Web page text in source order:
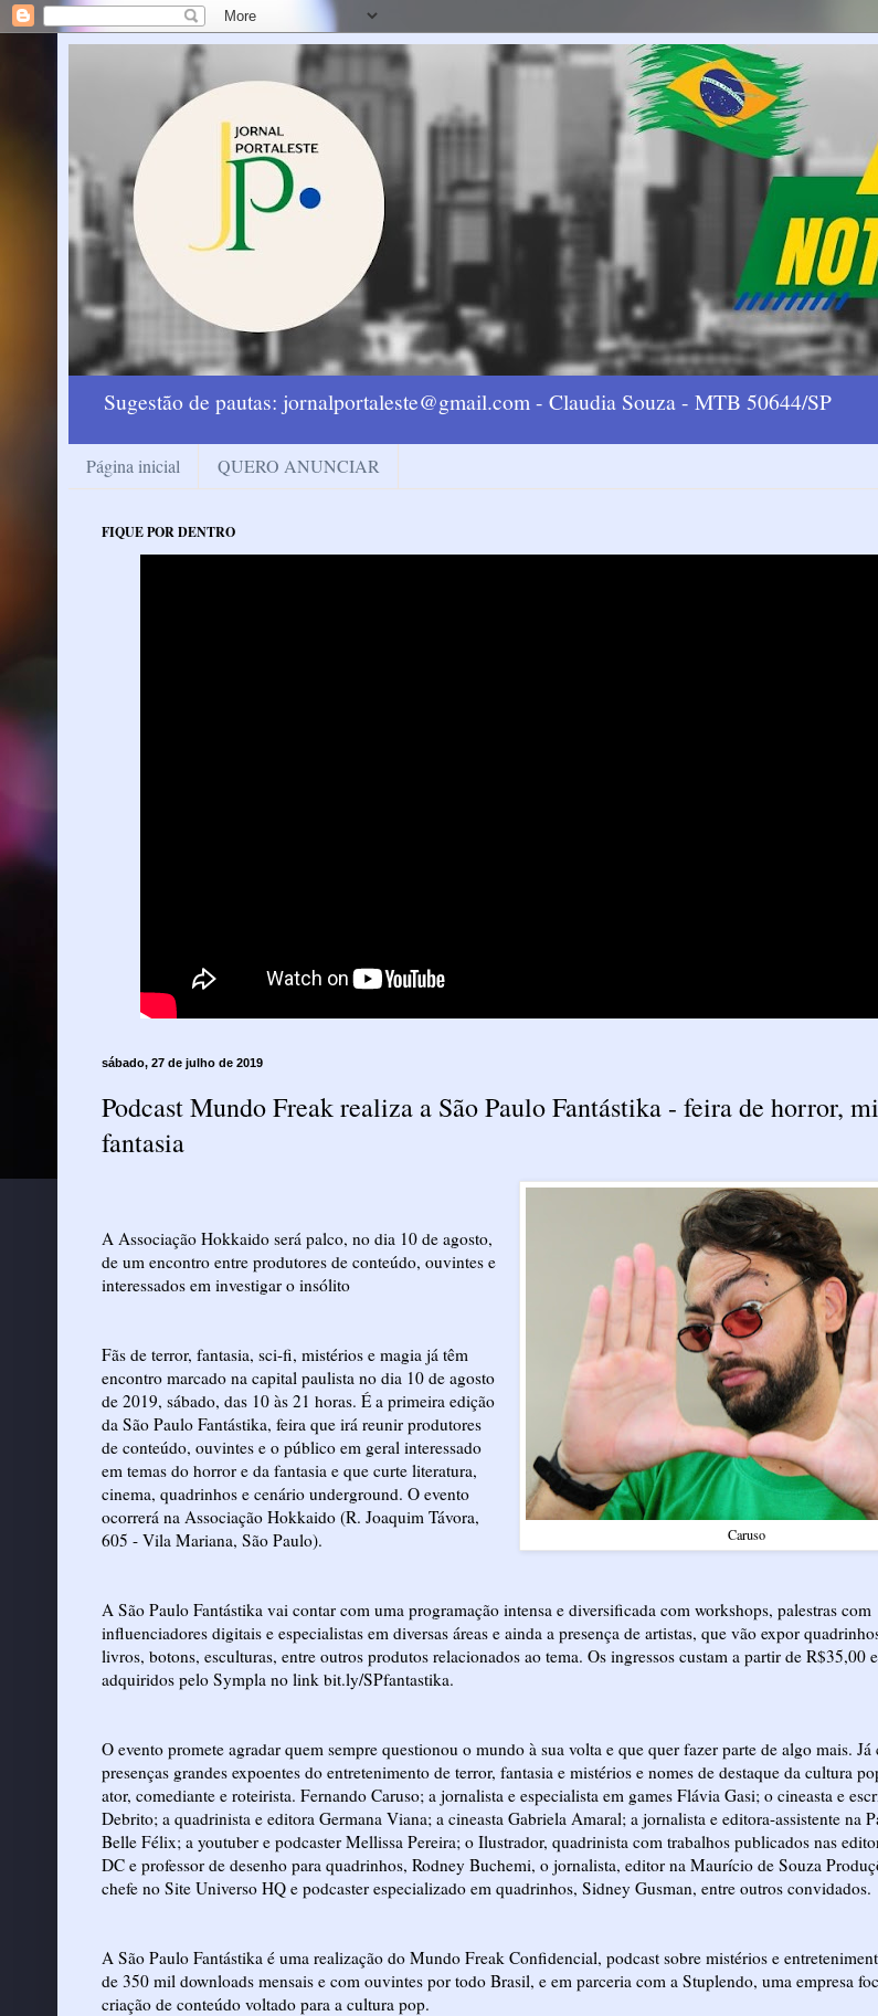
Sugestão de pautas: jornalportaleste@gmail.com - Claudia Souza - MTB 50644/SP
Página inicial QUERO ANUNCIAR
FIQUE POR DENTRO
sábado, 27 de julho de 2019
Podcast Mundo Freak realiza a São Paulo Fantástika - feira de horror,
fantasia
Caruso
A Associação Hokkaido será palco, no dia 10 de agosto,
de um encontro entre produtores de conteúdo, ouvintes e
interessados em investigar o insólito
Fãs de terror, fantasia, sci-fi, mistérios e magia já têm
encontro marcado na capital paulista no dia 10 de agosto
de 2019, sábado, das 10 às 21 horas. É a primeira edição
da São Paulo Fantástika, feira que irá reunir produtores
de conteúdo, ouvintes e o público em geral interessado
em temas do horror e da fantasia e que curte literatura,
cinema, quadrinhos e cenário underground. O evento
ocorrerá na Associação Hokkaido (R. Joaquim Távora,
605 - Vila Mariana, São Paulo).
A São Paulo Fantástika vai contar com uma programação intensa e diversificada com workshops, palestras com
influenciadores digitais e especialistas em diversas áreas e ainda a presença de artistas, que vão expor
livros, botons, esculturas, entre outros produtos relacionados ao tema. Os ingressos custam a partir de R$35,00
adquiridos pelo Sympla no link bit.ly/SPfantastika.
O evento promete agradar quem sempre questionou o mundo à sua volta e que quer fazer parte de algo mais.
presenças grandes expoentes do entretenimento de terror, fantasia e mistérios e nomes de destaque da cultura
ator, comediante e roteirista. Fernando Caruso; a jornalista e especialista em games Flávia Gasi; o cineasta e
Debrito; a quadrinista e editora Germana Viana; a cineasta Gabriela Amaral; a jornalista e editora-assistente na
Belle Félix; a youtuber e podcaster Mellissa Pereira; o Ilustrador, quadrinista com trabalhos publicados nas
DC e professor de desenho para quadrinhos, Rodney Buchemi, o jornalista, editor na Maurício de Souza
chefe no Site Universo HQ e podcaster especializado em quadrinhos, Sidney Gusman, entre outros convidados.
A São Paulo Fantástika é uma realização do Mundo Freak Confidencial, podcast sobre mistérios e
de 350 mil downloads mensais e com ouvintes por todo Brasil, e em parceria com a Stuplendo, uma empresa
criação de conteúdo voltado para a cultura pop.